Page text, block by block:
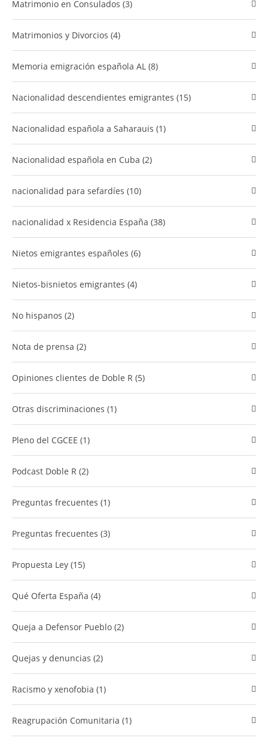
Matrimonio en Consulados (3)
Matrimonios y Divorcios (4)
​Memoria emigración española AL (8)
Nacionalidad descendientes emigrantes (15)
Nacionalidad española a Saharauis (1)
nacionalidad española en Cuba (2)
​nacionalidad para sefardíes (10)
​nacionalidad x Residencia España (38)
Nietos emigrantes españoles (6)
nietos-bisnietos emigrantes (4)
no hispanos (2)
Nota de prensa (2)
​Opiniones clientes de Doble R (5)
Otras discriminaciones (1)
Pleno del CGCEE (1)
podcast Doble R (2)
preguntas frecuentes (1)
preguntas frecuentes (3)
Propuesta Ley (15)
Qué Oferta España (4)
Queja a Defensor Pueblo (2)
quejas y denuncias (2)
racismo y xenofobia (1)
Reagrupación Comunitaria (1)